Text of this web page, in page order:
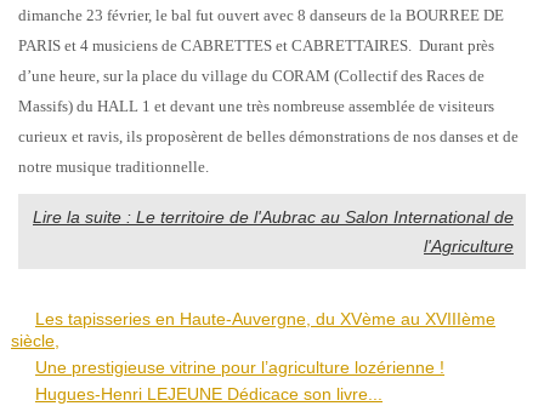
dimanche 23 février, le bal fut ouvert avec 8 danseurs de la BOURREE DE
PARIS et 4 musiciens de CABRETTES et CABRETTAIRES. Durant près
d’une heure, sur la place du village du CORAM (Collectif des Races de
Massifs) du HALL 1 et devant une très nombreuse assemblée de visiteurs
curieux et ravis, ils proposèrent de belles démonstrations de nos danses et de
notre musique traditionnelle.
Lire la suite : Le territoire de l'Aubrac au Salon International de
l'Agriculture
Les tapisseries en Haute-Auvergne, du XVème au XVIIIème
siècle,
Une prestigieuse vitrine pour l’agriculture lozérienne !
Hugues-Henri LEJEUNE Dédicace son livre...